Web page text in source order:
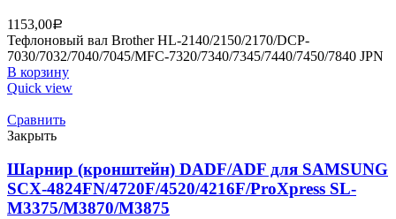
1153,00Р
Тефлоновый вал Brother HL-2140/2150/2170/DCP-
7030/7032/7040/7045/MFC-7320/7340/7345/7440/7450/7840 JPN
В корзину
Quick view
Сравнить
Закрыть
Шарнир (кронштейн) DADF/ADF для SAMSUNG
SCX-4824FN/4720F/4520/4216F/ProXpress SL-
M3375/M3870/M3875